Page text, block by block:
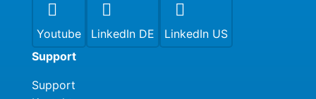

Youtube

LinkedIn DE

LinkedIn US
Support
Support